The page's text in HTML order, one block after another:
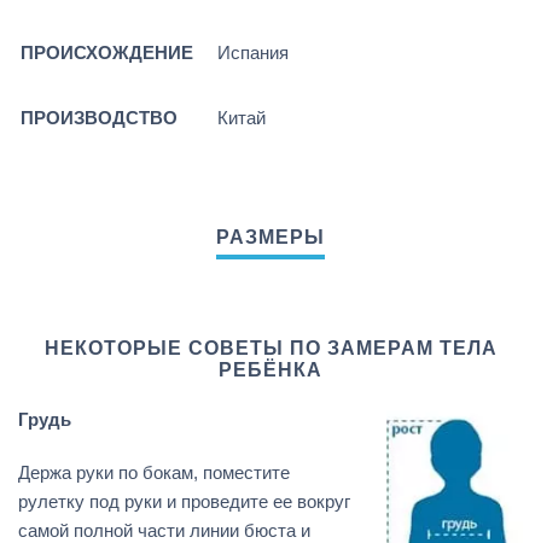
ПРОИСХОЖДЕНИЕ Испания
ПРОИЗВОДСТВО Китай
НЕКОТОРЫЕ СОВЕТЫ ПО ЗАМЕРАМ ТЕЛА
РЕБЁНКА
Грудь
Держа руки по бокам, поместите
рулетку под руки и проведите ее вокруг
самой полной части линии бюста и